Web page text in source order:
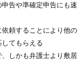
告や準確定申告にも速
頼することにより他の
てもらえる
しかも弁護士より敷居